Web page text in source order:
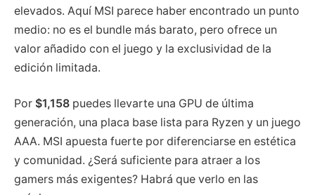
elevados. Aquí MSI parece haber encontrado un punto
medio: no es el bundle más barato, pero ofrece un
valor añadido con el juego y la exclusividad de la
edición limitada.
Por $1,158 puedes llevarte una GPU de última
generación, una placa base lista para Ryzen y un juego
AAA. MSI apuesta fuerte por diferenciarse en estética
y comunidad. ¿Será suficiente para atraer a los
gamers más exigentes? Habrá que verlo en las